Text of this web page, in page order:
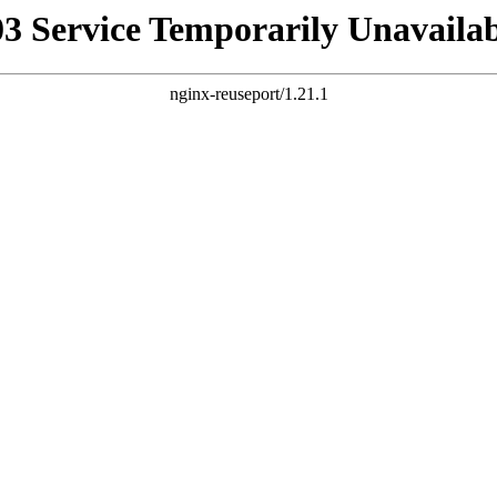
Service Temporarily
nginx-reuseport/1.21.1